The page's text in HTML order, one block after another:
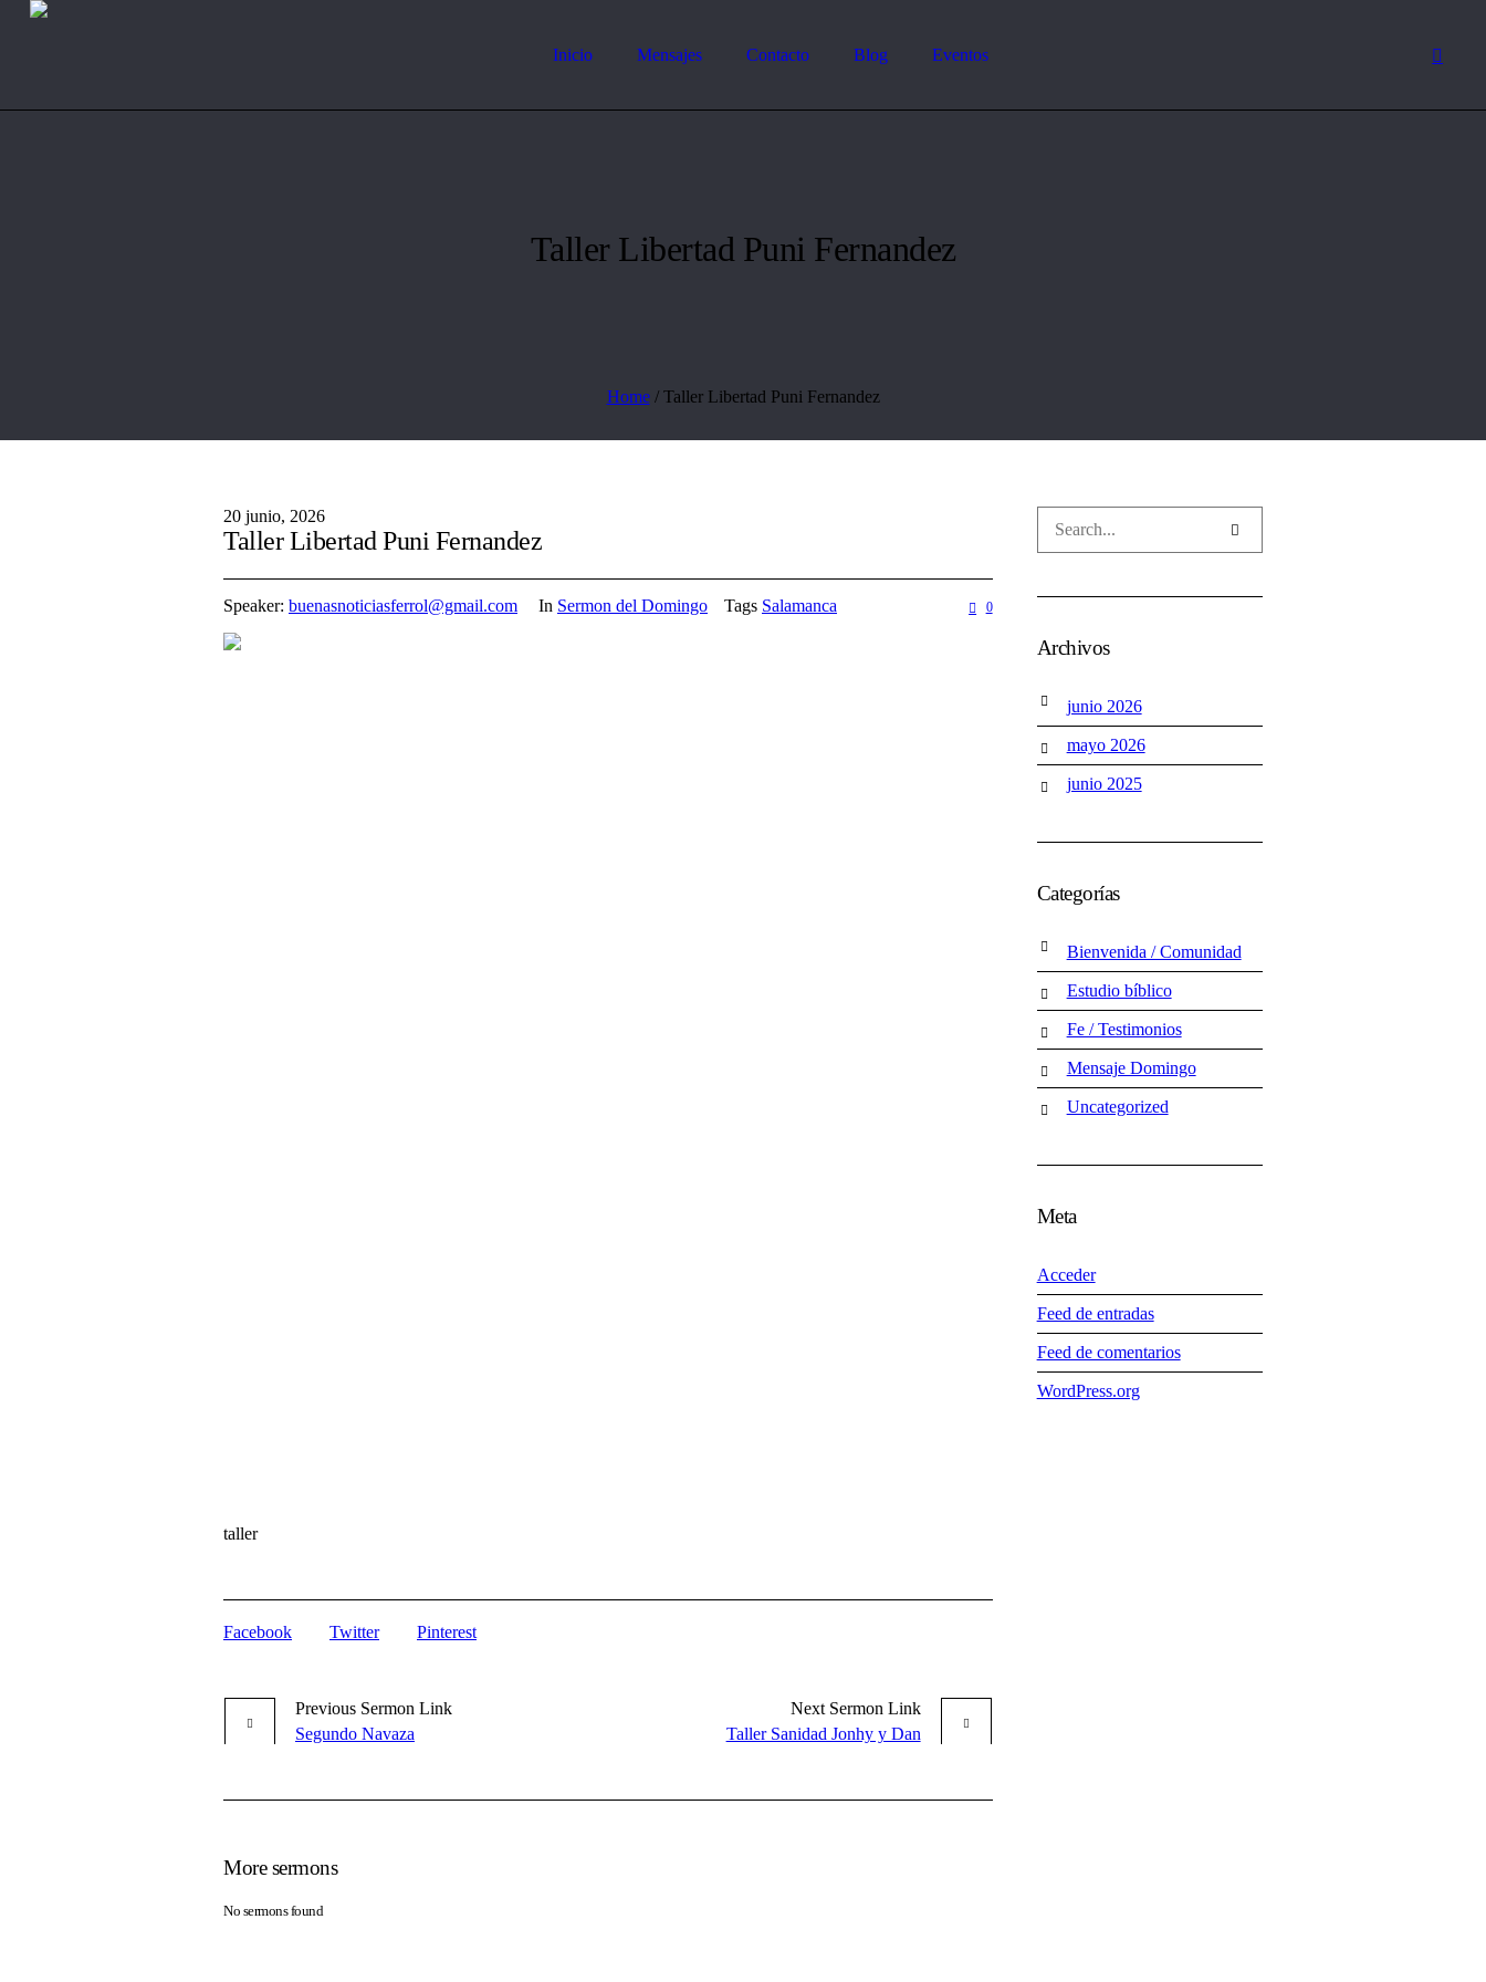
Inicio Mensajes Contacto Blog Eventos
Taller Libertad Puni Fernandez
Home / Taller Libertad Puni Fernandez
20 junio, 2026
Taller Libertad Puni Fernandez
Speaker: buenasnoticiasferrol@gmail.com In Sermon del Domingo Tags Salamanca 0
taller
Facebook Twitter Pinterest
Previous Sermon Link
Segundo Navaza
NextSermon Link
Taller Sanidad Jonhy y Dan
More sermons
No sermons found
Archivos
junio 2026
mayo 2026
junio 2025
Categorías
Bienvenida / Comunidad
Estudio bíblico
Fe / Testimonios
Mensaje Domingo
Uncategorized
Meta
Acceder
Feed de entradas
Feed de comentarios
WordPress.org